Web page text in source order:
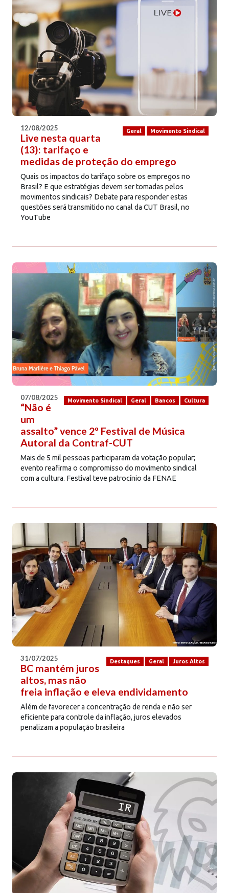
Geral Movimento Sindical
12/08/2025
Live nesta quarta
(13): tarifaço e
medidas de proteção do emprego
Quais os impactos do tarifaço sobre os empregos no
Brasil? E que estratégias devem ser tomadas pelos
movimentos sindicais? Debate para responder estas
questões será transmitido no canal da CUT Brasil, no
YouTube
Movimento Sindical Geral Bancos Cultura
07/08/2025
“Não é
um
assalto” vence 2º Festival de Música
Autoral da Contraf-CUT
Mais de 5 mil pessoas participaram da votação popular;
evento reafirma o compromisso do movimento sindical
com a cultura. Festival teve patrocínio da FENAE
Destaques Geral Juros Altos
31/07/2025
BC mantém juros
altos, mas não
freia inflação e eleva endividamento
Além de favorecer a concentração de renda e não ser
eficiente para controle da inflação, juros elevados
penalizam a população brasileira